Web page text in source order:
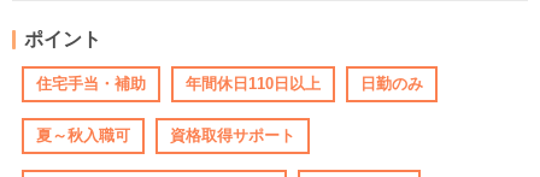
ポイント
住宅手当・補助 年間休日110日以上 日勤のみ
夏～秋入職可 資格取得サポート